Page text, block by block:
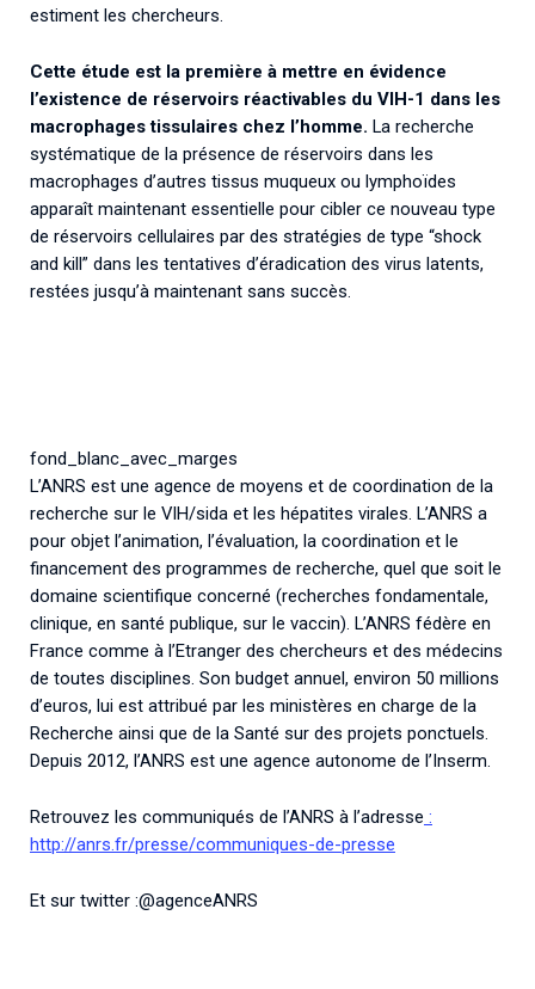
estiment les chercheurs.
Cette étude est la première à mettre en évidence
l’existence de réservoirs réactivables du VIH-1 dans les
macrophages tissulaires chez l’homme. La recherche
systématique de la présence de réservoirs dans les
macrophages d’autres tissus muqueux ou lymphoïdes
apparaît maintenant essentielle pour cibler ce nouveau type
de réservoirs cellulaires par des stratégies de type “shock
and kill” dans les tentatives d’éradication des virus latents,
restées jusqu’à maintenant sans succès.
fond_blanc_avec_marges
L’ANRS est une agence de moyens et de coordination de la
recherche sur le VIH/sida et les hépatites virales. L’ANRS a
pour objet l’animation, l’évaluation, la coordination et le
financement des programmes de recherche, quel que soit le
domaine scientifique concerné (recherches fondamentale,
clinique, en santé publique, sur le vaccin). L’ANRS fédère en
France comme à l’Etranger des chercheurs et des médecins
de toutes disciplines. Son budget annuel, environ 50 millions
d’euros, lui est attribué par les ministères en charge de la
Recherche ainsi que de la Santé sur des projets ponctuels.
Depuis 2012, l’ANRS est une agence autonome de l’Inserm.
Retrouvez les communiqués de l’ANRS à l’adresse :
http://anrs.fr/presse/communiques-de-presse
Et sur twitter :@agenceANRS